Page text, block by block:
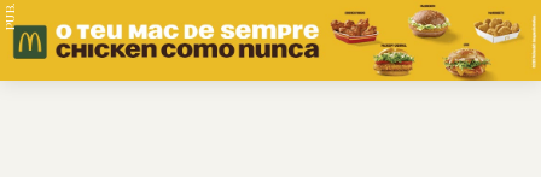
PUB.